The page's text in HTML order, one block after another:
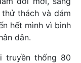
thách và dám
hết mình vì bình
dân.
truyền thống 80